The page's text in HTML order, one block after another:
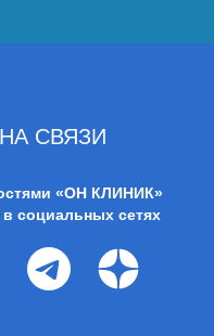
СВЯЗИ
«ОН КЛИНИК»
социальных сетях